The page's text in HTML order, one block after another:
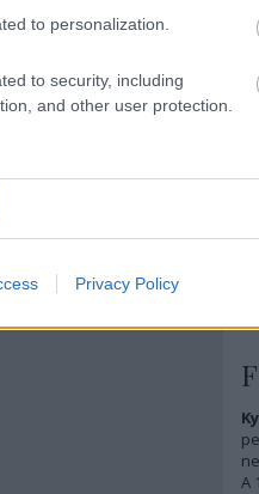
to personalization.
to security, including
and other user protection.
Privacy Policy
A